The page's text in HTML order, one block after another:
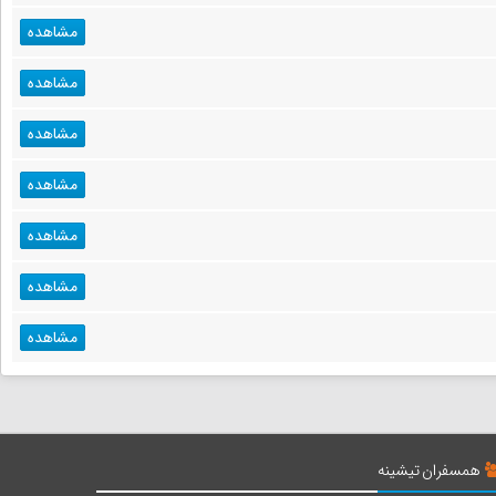
مشاهده
مشاهده
مشاهده
مشاهده
مشاهده
مشاهده
مشاهده
همسفران تیشینه